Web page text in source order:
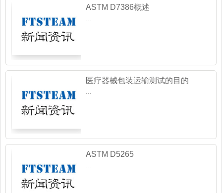
ASTM D7386概述
医疗器械包装运输测试的目的
...
ASTM D5265